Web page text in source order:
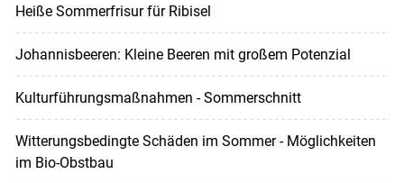
Heiße Sommerfrisur für Ribisel
Johannisbeeren: Kleine Beeren mit großem Potenzial
Kulturführungsmaßnahmen - Sommerschnitt
Witterungsbedingte Schäden im Sommer - Möglichkeiten
im Bio-Obstbau